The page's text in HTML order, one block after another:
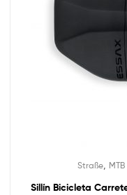
Straße
Sillín Bicicleta